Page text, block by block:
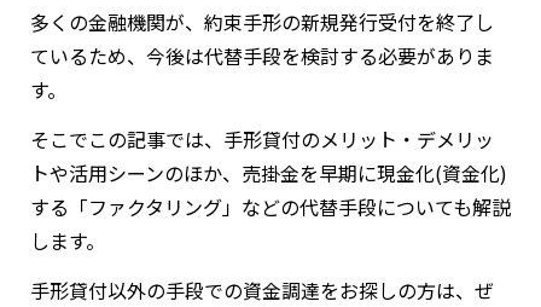
多くの金融機関が、約束手形の新規発行受付を終了し
ているため、今後は代替手段を検討する必要がありま
す。
そこでこの記事では、手形貸付のメリット・デメリッ
トや活用シーンのほか、売掛金を早期に現金化(資金化)
する「ファクタリング」などの代替手段についても解説
します。
手形貸付以外の手段での資金調達をお探しの方は、ぜ